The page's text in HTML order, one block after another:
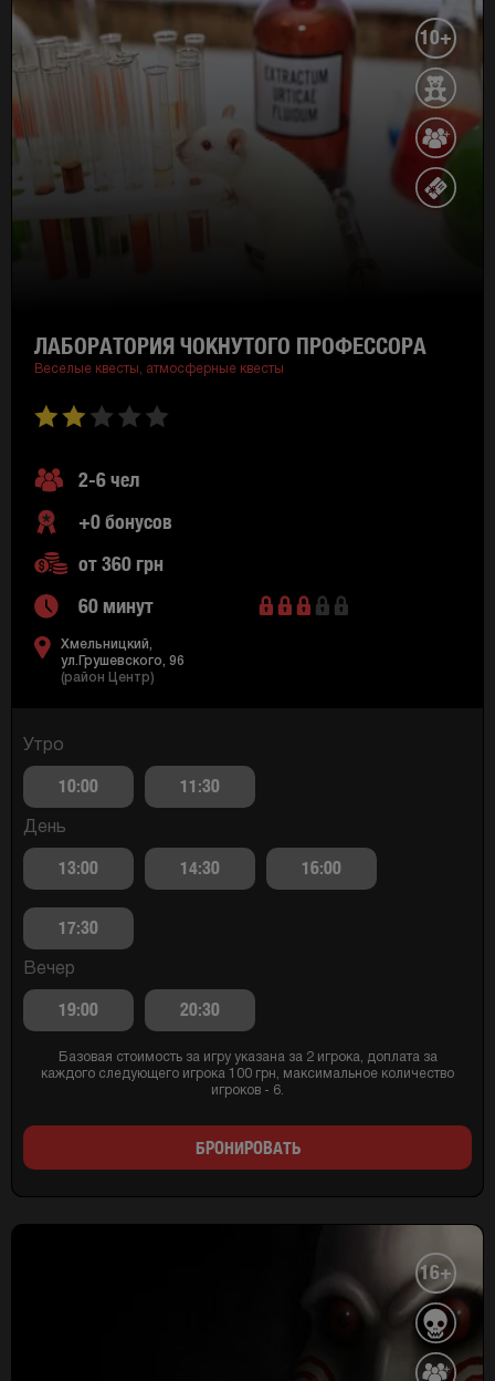
10+
ЛАБОРАТОРИЯ ЧОКНУТОГО ПРОФЕССОРА
Веселые квесты, атмосферные квесты
2-6 чел
+0 бонусов
от 360 грн
60 минут
Хмельницкий,
ул.Грушевского, 96
(район Центр)
Утро
10:00 11:30
День
13:00 14:30 16:00
17:30
Вечер
19:00 20:30
Базовая стоимость за игру указана за 2 игрока, доплата за
каждого следующего игрока 100 грн, максимальное количество
игроков - 6.
БРОНИРОВАТЬ
16+